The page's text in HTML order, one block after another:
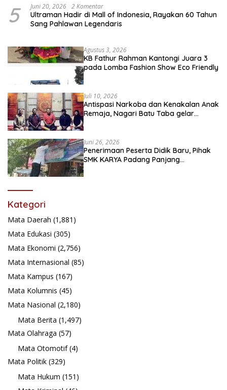
5 Juni 20, 2026 2 Komentar
Ultraman Hadir di Mall of Indonesia, Rayakan 60 Tahun
Sang Pahlawan Legendaris
Agustus 3, 2026
KB Fathur Rahman Kantongi Juara 3
pada Lomba Fashion Show Eco Friendly
Juli 10, 2026
Antispasi Narkoba dan Kenakalan Anak
Remaja, Nagari Batu Taba gelar
Juni 26, 2026
Penerimaan Peserta Didik Baru, Pihak
SMK KARYA Padang Panjang
Kategori
Mata Daerah (1,881)
Mata Edukasi (305)
Mata Ekonomi (2,756)
Mata Internasional (85)
Mata Kampus (167)
Mata Kolumnis (45)
Mata Nasional (2,180)
Mata Berita (1,497)
Mata Olahraga (57)
Mata Otomotif(4)
Mata Politik (329)
Mata Hukum (151)